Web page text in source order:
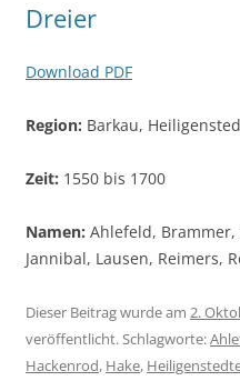
Dreier
Download PDF
Region: Barkau,
Zeit: 1550 bis 1700
Namen: Ahlefeld, Brammer,
Jannibal, Lausen, Reimers,
Dieser Beitrag wurde am 2.
veröffentlicht. Schlagworte:
Hackenrod, Hake,